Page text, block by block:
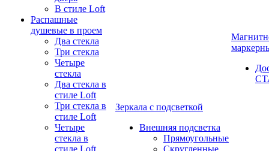
В стиле Loft
Распашные
душевые в проем
Два стекла
Три стекла
Четыре
стекла
Два стекла в
стиле Loft
Три стекла в
стиле Loft
Четыре
стекла в
стиле Loft
Зеркала с подсветкой
Внешняя подсветка
Прямоугольные
Скругленные